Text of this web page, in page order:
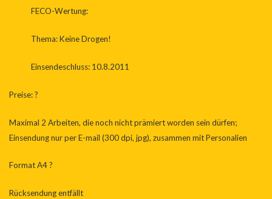
FECO-Wertung:
Thema: Keine Drogen!
Einsendeschluss: 10.8.2011
Preise: ?
Maximal 2 Arbeiten, die noch nicht prämiert worden sein dürfen;
Einsendung nur per E-mail (300 dpi, jpg), zusammen mit Personalien
Format A4 ?
Rücksendung entfällt